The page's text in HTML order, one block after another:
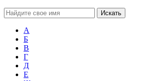
А
Б
В
Г
Д
Е